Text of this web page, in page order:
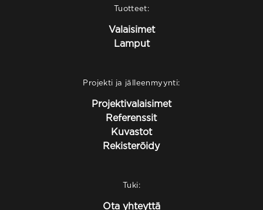
Tuotteet:
Valaisimet
Lamput
Projekti ja jälleenmyynti:
Projektivalaisimet
Referenssit
Kuvastot
Rekisteröidy
Tuki:
Ota yhteyttä